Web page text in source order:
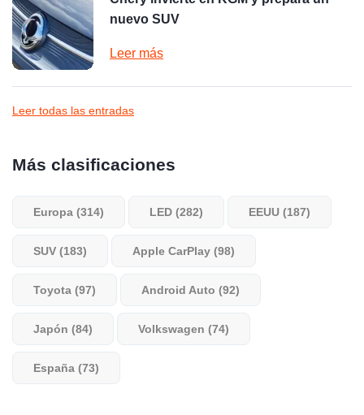
nuevo SUV
Leer más
Leer todas las entradas
Más clasificaciones
Europa (314) LED (282) EEUU (187)
SUV (183) Apple CarPlay (98)
Toyota (97) Android Auto (92)
Japón (84) Volkswagen (74)
España (73)